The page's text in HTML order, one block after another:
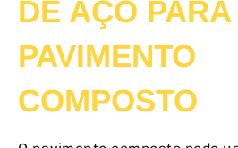
DE AÇO PARA
PAVIMENTO
COMPOSTO